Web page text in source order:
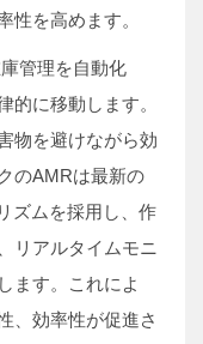
性を高めます。
管理を自動化
的に移動します。
物を避けながら効
のAMRは最新の
ズムを採用し、作
リアルタイムモニ
ます。これによ
、効率性が促進さ